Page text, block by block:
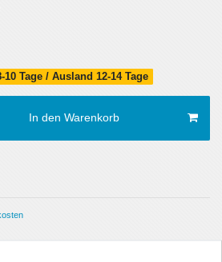
Tage / Ausland 12-14 Tage
In den Warenkorb